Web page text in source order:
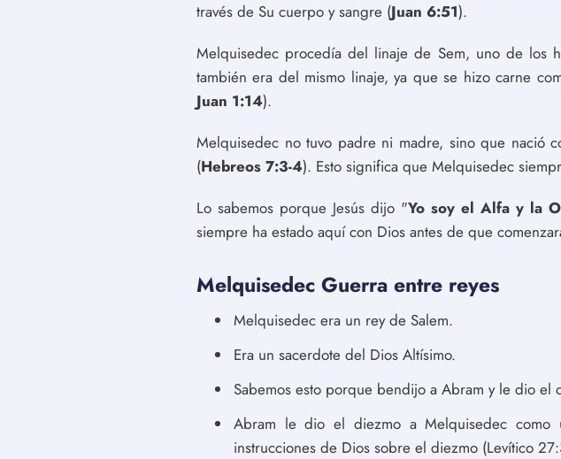
través de Su cuerpo y sangre (Juan 6:51).
Melquisedec procedía del linaje de Sem, uno de los
también era del mismo linaje, ya que se hizo carne
Juan 1:14).
Melquisedec no tuvo padre ni madre, sino que nació
(Hebreos 7:3-4). Esto significa que Melquisedec
Lo sabemos porque Jesús dijo "Yo soy el Alfa y la
siempre ha estado aquí con Dios antes de que
Melquisedec Guerra entre reyes
Melquisedec era un rey de Salem.
Era un sacerdote del Dios Altísimo.
Sabemos esto porque bendijo a Abram y le dio el
Abram le dio el diezmo a Melquisedec
instrucciones de Dios sobre el diezmo (Levítico